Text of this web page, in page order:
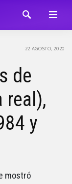
22 AGOSTO, 2020
de
real),
y
mostró